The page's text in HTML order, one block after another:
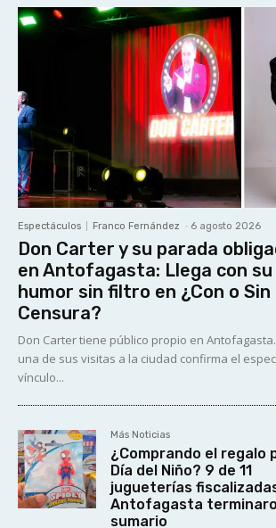
Espectáculos Franco Fernández - 6 agosto 2026
Don Carter y su parada
en Antofagasta: Llega con su
humor sin filtro en ¿Con o Sin
Censura?
Don Carter tiene público propio en
una de sus visitas a la ciudad confirma el
vínculo...
Más Noticias
¿Comprando el regalo
Día del Niño? 9 de 11
jugueterías
Antofagasta
sumario